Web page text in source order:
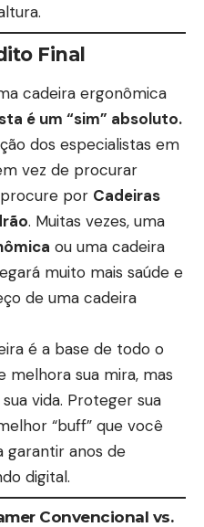
Final
cadeira ergonômica
é um “sim” absoluto.
dos especialistas em
vez de procurar
procure por Cadeiras
. Muitas vezes, uma
ou uma cadeira
muito mais saúde e
de uma cadeira
é a base de todo o
melhora sua mira, mas
vida. Proteger sua
“buff” que você
garantir anos de
digital.
Convencional vs.